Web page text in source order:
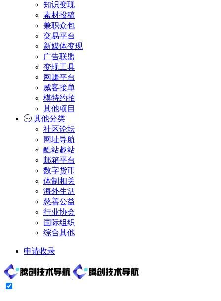
知识变现
素材投稿
兼职众包
交易平台
新媒体变现
广告联盟
变现工具
网赚平台
威客接单
模特约拍
其他项目
其他分类
社区论坛
网址导航
酷站趣站
邮箱平台
数字货币
体制相关
海外生活
慈善公益
行业协会
国际组织
综合其他
申请收录